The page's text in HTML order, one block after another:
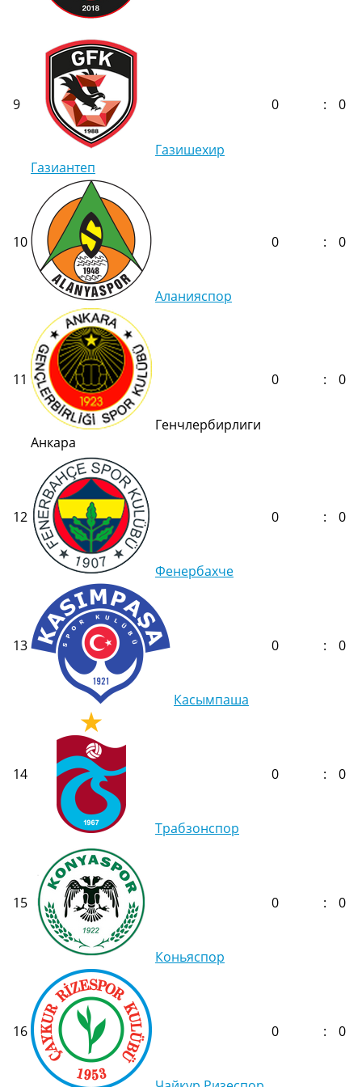
9
Газишехир
Газиантеп
0 : 0
10
Аланияспор
0 : 0
11
Генчлербирлиги
Анкара
0 : 0
12
Фенербахче
0 : 0
13
Касымпаша
0 : 0
14
Трабзонспор
0 : 0
15
Коньяспор
0 : 0
16 0 : 0